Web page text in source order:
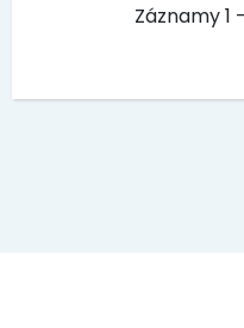
Záznamy 1